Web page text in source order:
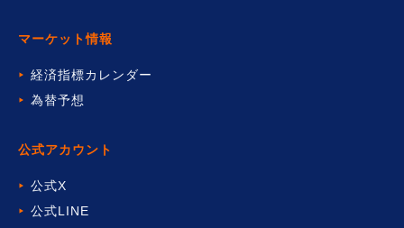
マーケット情報
経済指標カレンダー
為替予想
公式アカウント
公式X
公式LINE